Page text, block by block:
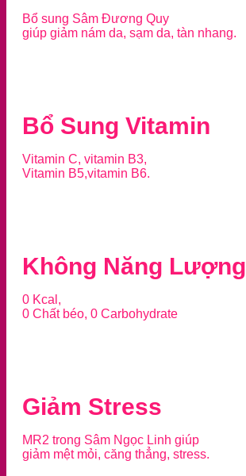
Bổ sung Sâm Đương Quy
giúp giảm nám da, sạm da, tàn nhang.
Bổ Sung Vitamin
Vitamin C, vitamin B3,
Vitamin B5,vitamin B6.
Không Năng Lượng
0 Kcal,
0 Chất béo, 0 Carbohydrate
Giảm Stress
MR2 trong Sâm Ngọc Linh giúp
giảm mệt mỏi, căng thẳng, stress.